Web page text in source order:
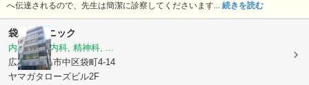
へ伝達されるので、先生は簡潔に診察してくださいます... 続きを読む
袋町クリニック
内科, 心療内科, 精神科, ...
広島県広島市中区袋町4-14
ヤマガタローズビル2F